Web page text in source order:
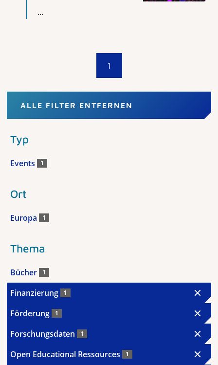
...
1
ALLE FILTER ENTFERNEN
Typ
Events 1
Ort
Europa 1
Thema
Bücher 1
Finanzierung 1
Förderung 1
Forschungsdaten 1
Open Educational Ressources 1